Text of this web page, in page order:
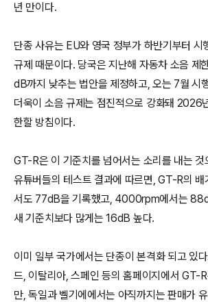
년 만이다.
단종 사유는 EU와 영국 정부가 하반기부터 시
규제 때문이다. 당국은 지난해 자동차 소음
dB까지 낮추는 법안을 제정하고, 오는 7월 시
더욱이 소음 규제는 점진적으로 강화돼 2026
한할 방침이다.
GT-R은 이 기준치를 넘어서는 소리를 내는 것
유튜버들의 테스트 결과에 따르면, GT-R의
서도 77dB을 기록했고, 4000rpm에서는
새 기준치보다 많게는 16dB 높다.
이미 일부 국가에서는 단종이 본격화 되고 있
드, 이탈리아, 스페인 등의 홈페이지에서 GT-
만, 독일과 벨기에에서는 아직까지는 판매가